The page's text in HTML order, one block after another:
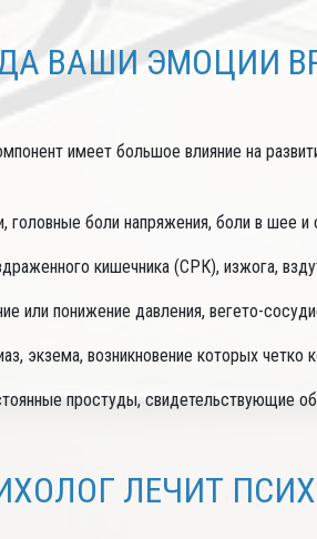
ВАШИ ЭМОЦИИ
имеет большое влияние на
головные боли напряжения, боли в шее и
кишечника (СРК), изжога,
или понижение давления, вегето-
экзема, возникновение которых
простуды, свидетельствующие
ЛЕЧИТ